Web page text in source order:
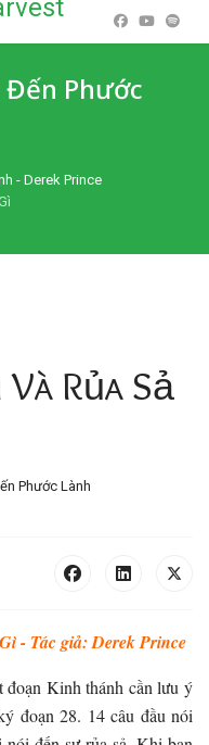
Đến Phước
- Derek Prince
Rủa Sả
Phước Lành
- Tác giả: Derek Prince
Kinh thánh cần lưu ý
đoạn 28. 14 câu đầu nói